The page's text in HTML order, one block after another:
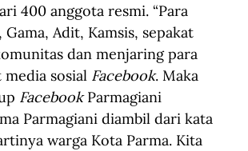
400 anggota resmi. “Para
Gama, Adit, Kamsis, sepakat
dan menjaring para
sosial Facebook. Maka
Facebook Parmagiani
Parmagiani diambil dari kata
warga Kota Parma. Kita